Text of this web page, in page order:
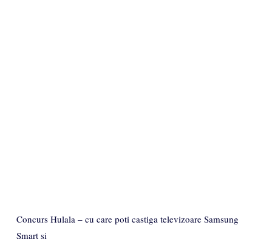
Concurs Hulala – cu care poti castiga televizoare Samsung
Smart si